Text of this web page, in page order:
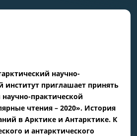
научно-
институт приглашает принять
практической
чтения – 2020». История
в Арктике и Антарктике. К
и антарктического